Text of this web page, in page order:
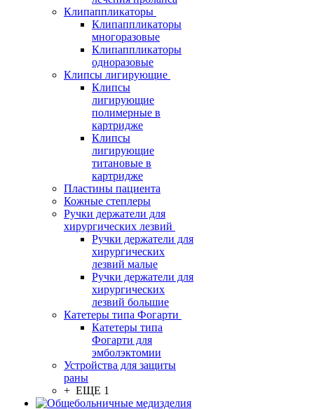
Клипаппликаторы
Клипаппликаторы
многоразовые
Клипаппликаторы
одноразовые
Клипсы лигирующие
Клипсы
лигирующие
полимерные в
картридже
Клипсы
лигирующие
титановые в
картридже
Пластины пациента
Кожные степлеры
Ручки держатели для
хирургических лезвий
Ручки держатели для
хирургических
лезвий малые
Ручки держатели для
хирургических
лезвий большие
Катетеры типа Фогарти
Катетеры типа
Фогарти для
эмболэктомии
Устройства для защиты
раны
+ ЕЩЕ 1